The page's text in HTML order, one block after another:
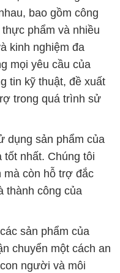
bao gồm công
phẩm và nhiều
kinh nghiệm đa
mọi yêu cầu của
tin kỹ thuật, đề xuất
trong quá trình sử
dụng sản phẩm của
nhất. Chúng tôi
mà còn hỗ trợ đắc
thành công của
sản phẩm của
chuyển một cách an
người và môi